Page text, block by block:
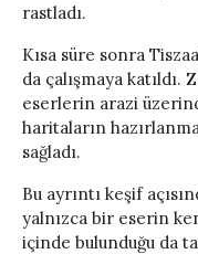
rastladı.
Kısa süre sonra
da çalışmaya katıldı.
eserlerin arazi
haritaların
sağladı.
Bu ayrıntı keşif
yalnızca bir eserin
içinde bulunduğu da